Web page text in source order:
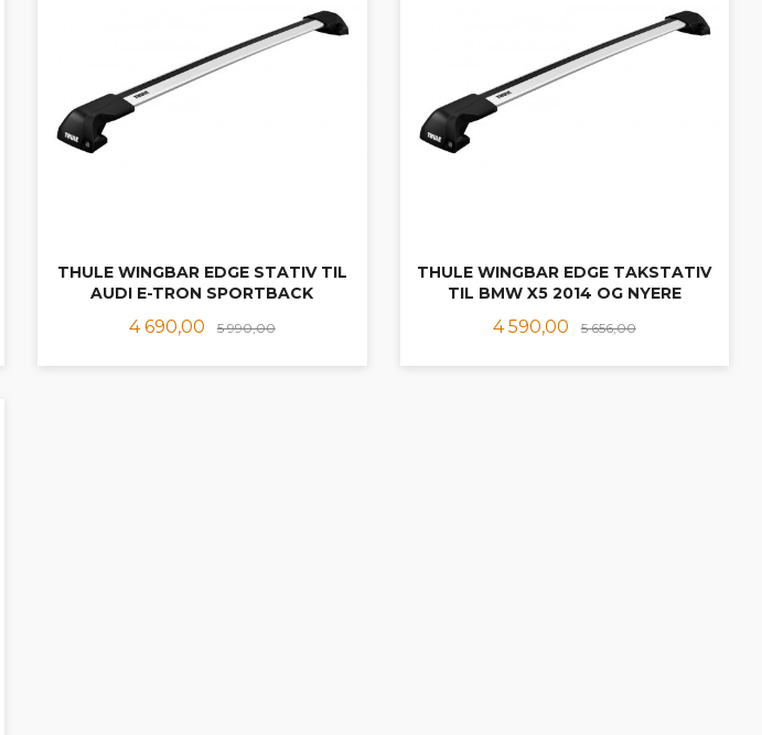
THULE WINGBAR EDGE STATIV TIL
AUDI E-TRON SPORTBACK
Tilbud
4 690,00 5 990,00Rabatt
THULE WINGBAR EDGE TAKSTATIV
TIL BMW X5 2014 OG NYERE
Tilbud
4 590,00 5 656,00Rabatt